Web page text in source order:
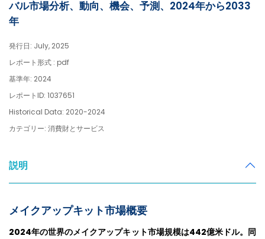
バル市場分析、動向、機会、予測、2024年から2033
年
発行日: July, 2025
レポート形式 : pdf
基準年: 2024
レポートID: 1037651
Historical Data: 2020-2024
カテゴリー: 消費財とサービス
説明
メイクアップキット市場概要
2024年の世界のメイクアップキット市場規模は442億米ドル。同